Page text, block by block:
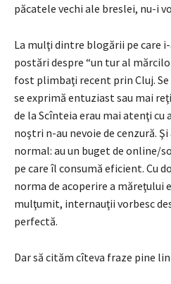
păcatele vechi ale breslei, nu-i
La mulţi dintre blogării pe care
postări despre “un tur al
fost plimbaţi recent prin Cluj.
se exprimă entuziast sau mai
de la Scînteia erau mai atenţi
noştri n-au nevoie de cenzură.
normal: au un buget de online/
pe care îl consumă eficient. Cu
norma de acoperire a măreţului
mulţumit, internauţii vorbesc
perfectă.
Dar să cităm cîteva fraze pine